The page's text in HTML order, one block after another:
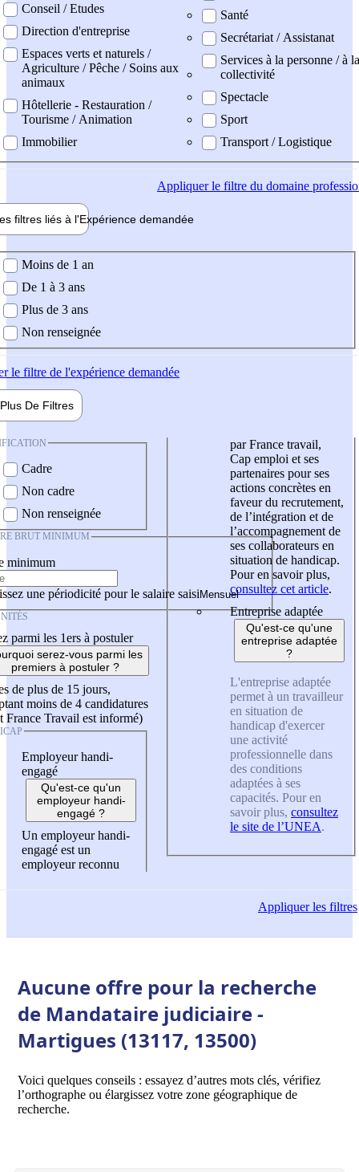
Conseil / Etudes
Direction d'entreprise
Espaces verts et naturels /
Agriculture / Pêche / Soins aux
animaux
Hôtellerie - Restauration /
Tourisme / Animation
Immobilier
Santé
Secrétariat / Assistanat
Services à la personne / à la
collectivité
Spectacle
Sport
Transport / Logistique
Appliquerle filtre du domaine
filtres liés à l'Expérience demandée
demandée
Moins de 1 an
De 1 à 3 ans
Plus de 3 ans
Non renseignée
le filtre de l'expérience demandée
Plus De Filtres
Cadre
Non cadre
Non renseignée
BRUT MINIMUM
minimum
une périodicité pour le salaire saisi
parmi les 1ers à postuler
serez-vous parmi les
premiers à postuler ?
de plus de 15 jours,
moins de 4 candidatures
France Travail est informé)
Employeur handi-
engagé
Qu'est-ce qu'un
employeur handi-
engagé ?
Un employeur handi-
engagé est un
employeur reconnu
par France travail,
Cap emploi et ses
partenaires pour ses
actions concrètes en
faveur du recrutement,
de l’intégration et de
l’accompagnement de
ses collaborateurs en
situation de handicap.
Pour en savoir plus,
consultez cet article.
Entreprise adaptée
Qu'est-ce qu'une
entreprise adaptée
?
L'entreprise adaptée
permet à un travailleur
en situation de
handicap d'exercer
une activité
professionnelle dans
des conditions
adaptées à ses
capacités. Pour en
savoir plus, consultez
le site de l’UNEA.
Appliquerles filtres
Aucune offre pour la recherche
de Mandataire judiciaire -
Martigues (13117, 13500)
Voici quelques conseils : essayez d’autres mots clés, vérifiez
l’orthographe ou élargissez votre zone géographique de
recherche.